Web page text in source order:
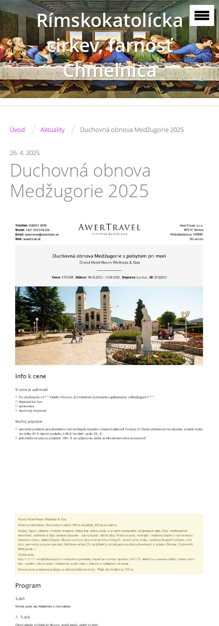
Rímskokatolícka
cirkev, farnosť
Chmeľnica
Úvod / Aktuality / Duchovná obnova Medžugorie 2025
26. 4. 2025
Duchovná obnova
Medžugorie 2025